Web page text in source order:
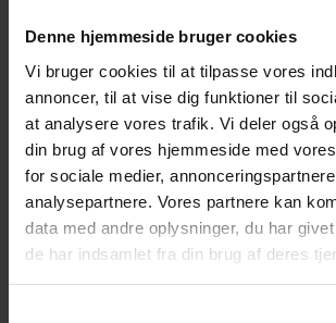
Denne hjemmeside bruger cookies
Vi bruger cookies til at tilpasse vores
annoncer, til at vise dig funktioner til
at analysere vores trafik. Vi deler også
din brug af vores hjemmeside med
for sociale medier,
analysepartnere. Vores partnere kan
data med andre oplysninger, du har
de har indsamlet fra din brug af deres
skal indsendes via
nedenfor. Det udfyldte
skema sendes til
asgmg@aasg.dk.
Ansøgningsfrister:
Runde 1: 27. august 2026
Runde 2: 27. november 2026
Ansøgningsskema til